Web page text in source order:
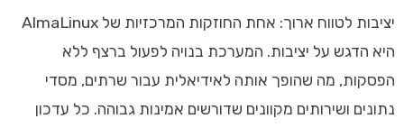
יציבות לטווח ארוך: אחת החוזקות המרכזיות של AlmaLinux
היא הדגש על יציבות. המערכת בנויה לפעול ברצף ללא
הפסקות, מה שהופך אותה לאידיאלית עבור שרתים, מסדי
נתונים ושירותים מקוונים שדורשים אמינות גבוהה. כל עדכון